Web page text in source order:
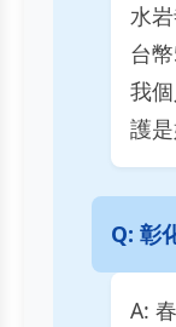
水
台
我
護是
Q: 彰
A: